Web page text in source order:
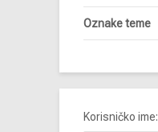
Oznake teme
Korisničko ime: